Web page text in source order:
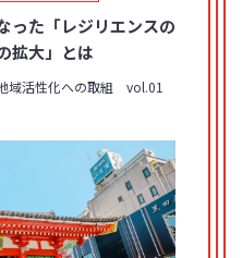
った「レジリエンスの
拡大」とは
域活性化への取組 vol.01